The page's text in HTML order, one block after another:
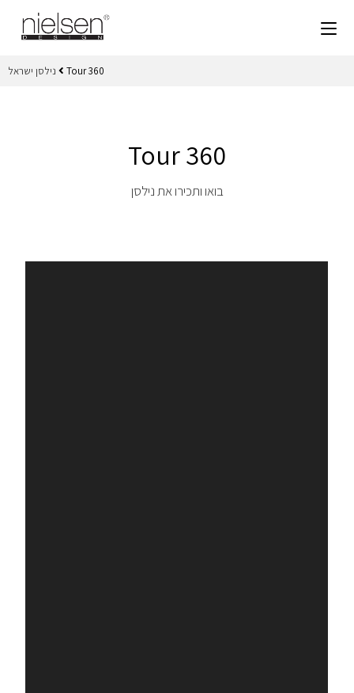
נילסן ישראל Tour 360
Tour 360
בואו ותכירו את נילסן